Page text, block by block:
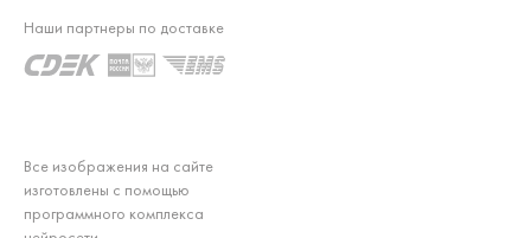
Все изображения на сайте
изготовлены с помощью
программного комплекса
Наши партнеры по доставке